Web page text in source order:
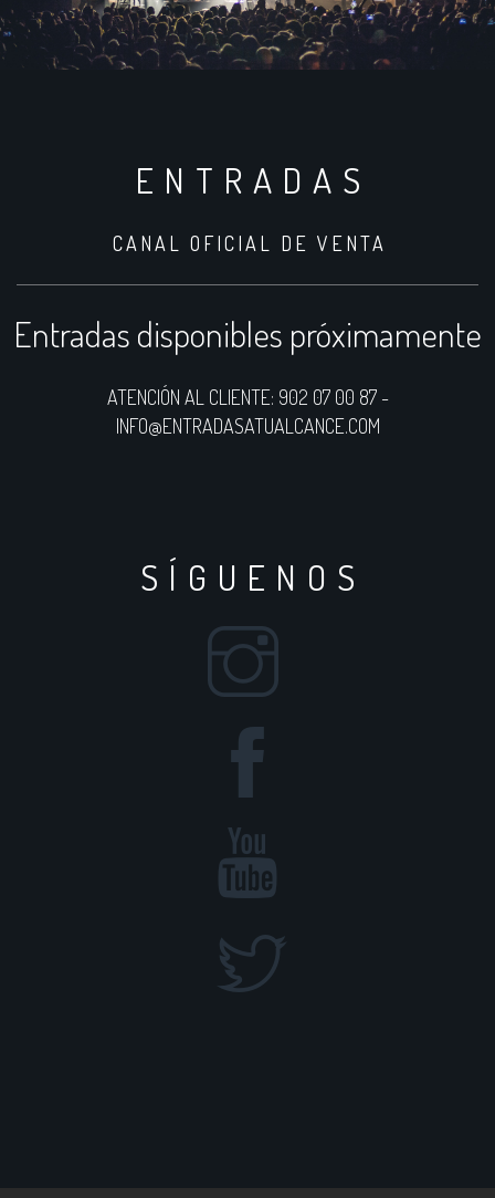
ENTRADAS
CANAL OFICIAL DE VENTA
Entradas disponibles próximamente
ATENCIÓN AL CLIENTE: 902 07 00 87 -
INFO@ENTRADASATUALCANCE.COM
SÍGUENOS